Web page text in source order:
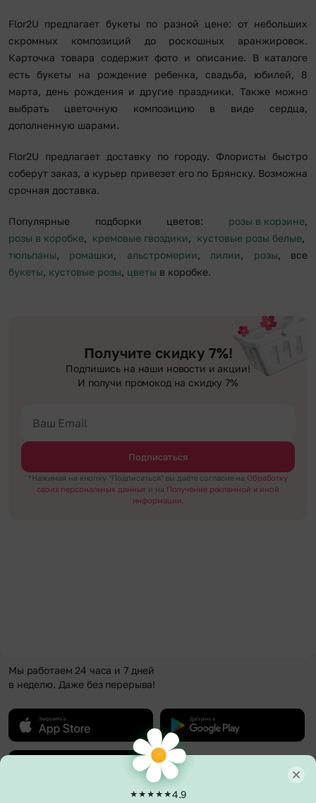
Flor2U предлагает букеты по разной цене: от небольших
скромных композиций до роскошных аранжировок.
Карточка товара содержит фото и описание. В каталоге
есть букеты на рождение ребенка, свадьба, юбилей, 8
марта, день рождения и другие праздники. Также можно
выбрать цветочную композицию в виде сердца,
дополненную шарами.
Flor2U предлагает доставку по городу. Флористы быстро
соберут заказ, а курьер привезет его по Брянску. Возможна
срочная доставка.
Популярные подборки цветов: розы в корзине,
розы в коробке, кремовые гвоздики, кустовые розы белые,
тюльпаны, ромашки, альстромерии, лилии, розы, все
букеты, кустовые розы, цветы в коробке.
Получите скидку 7%!
Подпишись на наши новости и акции!
И получи промокод на скидку 7%
Подписаться
*Нажимая на кнопку "Подписаться" вы даёте согласие на Обработку
своих персональных данных и на Получение рекламной и иной
информации.
Мы работаем 24 часа и 7 дней
в неделю. Даже без перерыва!
4.9